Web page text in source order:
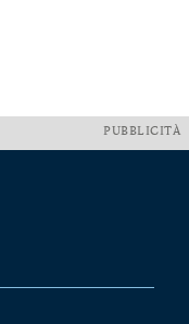
PUBBLICITÀ